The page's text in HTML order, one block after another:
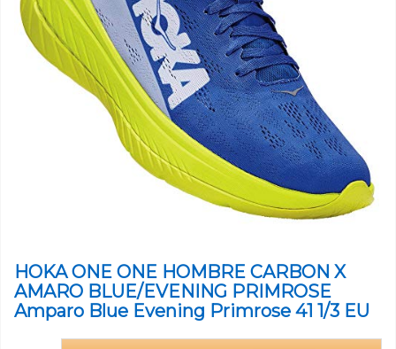
HOKA ONE ONE HOMBRE CARBON X
AMARO BLUE/EVENING PRIMROSE
Amparo Blue Evening Primrose 41 1/3 EU